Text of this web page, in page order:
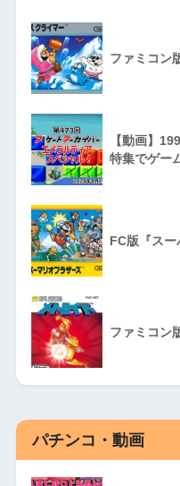
ファミコン
【動画】
特集でゲー
FC版『スー
ファミコン
パチンコ・動画